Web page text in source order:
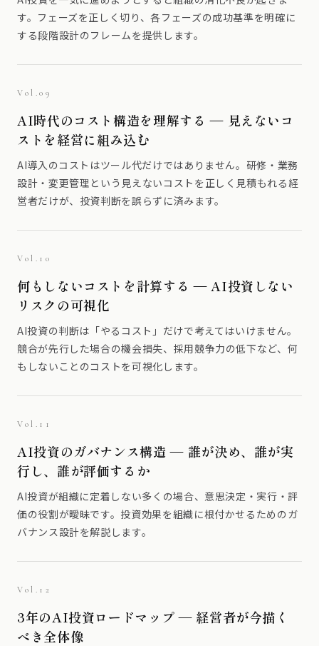
す。フェーズを正しく切り、各フェーズの成功基準を明確に
する段階設計のフレームを提供します。
Vol.09
AI時代のコスト構造を理解する — 見えないコ
ストを経営に組み込む
AI導入のコストはツール代だけではありません。研修・業務
設計・変更管理という見えないコストを正しく見積もれる経
営者だけが、投資判断を誤らずに済みます。
Vol.10
何もしないコストを計算する — AI投資しない
リスクの可視化
AI投資の判断は「やるコスト」だけで考えてはいけません。
競合が先行した場合の機会損失、採用競争力の低下など、何
もしないことのコストを可視化します。
Vol.11
AI投資のガバナンス構造 — 誰が決め、誰が実
行し、誰が評価するか
AI投資が組織に定着しない多くの場合、意思決定・実行・評
価の役割が曖昧です。投資効果を組織に根付かせるためのガ
バナンス設計を解説します。
Vol.12
3年のAI投資ロードマップ — 経営者が今描く
べき全体像